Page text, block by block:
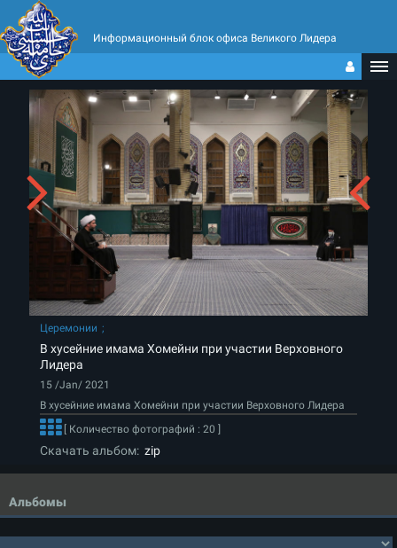
Информационный блок офиса Великого Лидера
Церемонии
В хусейние имама Хомейни при участии Верховного
Лидера
15 /Jan/ 2021
В хусейние имама Хомейни при участии Верховного Лидера
[ Количество фотографий : 20 ]
Скачать альбом: zip
Альбомы